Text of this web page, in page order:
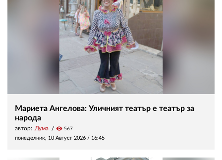
Мариета Ангелова: Уличният театър е театър за
народа
автор: Дума visibility 567
понеделник, 10 Август 2026 / 16:45